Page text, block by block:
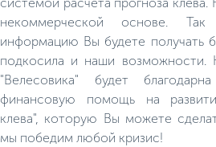
некоммерческой основе.
информацию Вы будете получать
подкосила и наши возможности.
"Велесовика" будет
финансовую помощь на
клева", которую Вы можете
мы победим любой кризис!